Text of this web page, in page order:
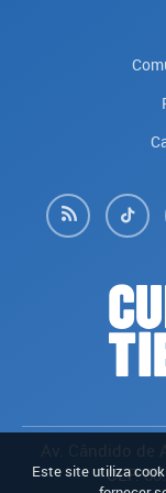
CEP:
Este site utiliza